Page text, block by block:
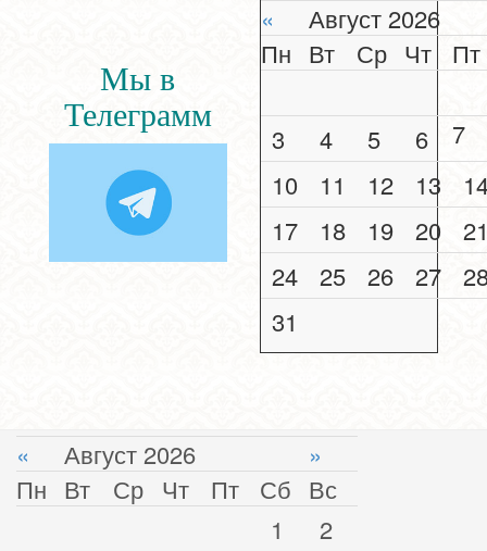
Мы в
Телеграмм
«
Август 2026
Пн Вт Ср Чт Пт
3 4 5 6
7
10
11 12 13
17
18 19 20
24
25 26 27
31
« Август 2026
»
Пн Вт Ср Чт Пт Сб Вс
1
2